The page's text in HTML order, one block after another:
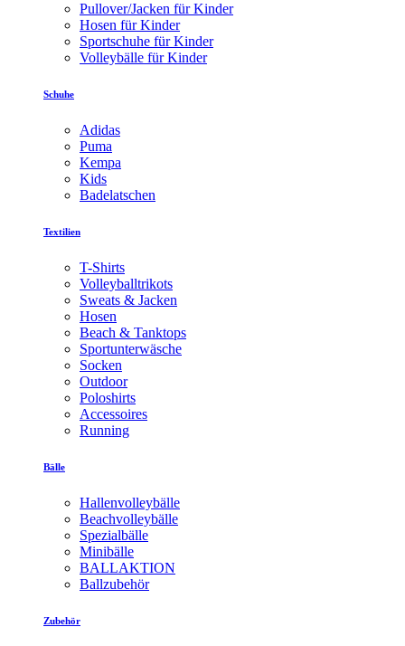
Pullover/Jacken für Kinder
Hosen für Kinder
Sportschuhe für Kinder
Volleybälle für Kinder
Schuhe
Adidas
Puma
Kempa
Kids
Badelatschen
Textilien
T-Shirts
Volleyballtrikots
Sweats & Jacken
Hosen
Beach & Tanktops
Sportunterwäsche
Socken
Outdoor
Poloshirts
Accessoires
Running
Bälle
Hallenvolleybälle
Beachvolleybälle
Spezialbälle
Minibälle
BALLAKTION
Ballzubehör
Zubehör